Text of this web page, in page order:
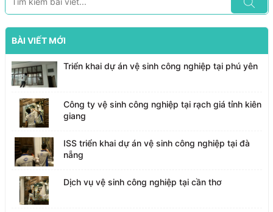
BÀI VIẾT MỚI
Triển khai dự án vệ sinh công nghiệp tại phú yên
Công ty vệ sinh công nghiệp tại rạch giá tỉnh kiên
giang
ISS triển khai dự án vệ sinh công nghiệp tại đà
nẵng
Dịch vụ vệ sinh công nghiệp tại cần thơ